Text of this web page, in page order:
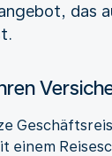
das
einem